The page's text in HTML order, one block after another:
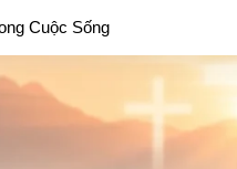
Cuộc Sống